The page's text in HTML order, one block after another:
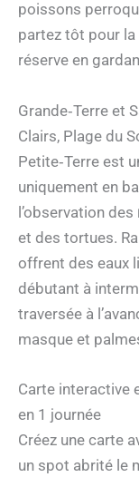
poissons
partez tôt pour
réserve en
Grande‑Terre et
Clairs, Plage du
Petite‑Terre est
uniquement en
l’observation des
et des tortues.
offrent des eaux
débutant à
traversée à
masque et
Carte interactive
en 1 journée
Créez une carte
un spot abrité le